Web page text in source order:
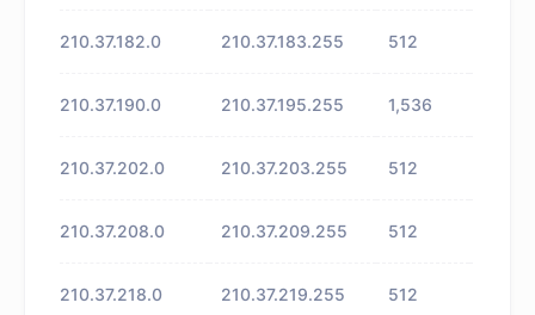
210.37.182.0 210.37.183.255 512
210.37.190.0 210.37.195.255 1,536
210.37.202.0 210.37.203.255 512
210.37.208.0 210.37.209.255 512
210.37.218.0 210.37.219.255 512